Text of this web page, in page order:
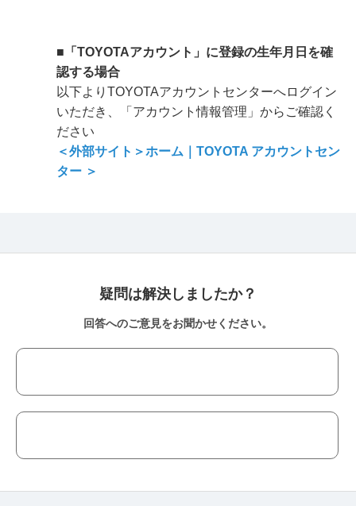
■「TOYOTAアカウント」に登録の生年月日を確
認する場合
以下よりTOYOTAアカウントセンターへログイン
いただき、「アカウント情報管理」からご確認く
ださい
＜外部サイト＞ホーム｜TOYOTA アカウントセン
ター ＞
疑問は解決しましたか？
回答へのご意見をお聞かせください。